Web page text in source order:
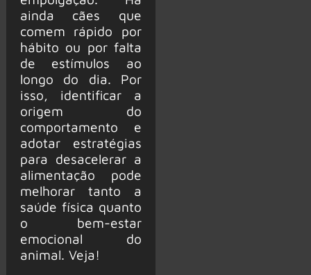
ainda cães que
comem rápido por
hábito ou por falta
de estímulos ao
longo do dia. Por
isso, identificar a
origem do
comportamento e
adotar estratégias
para desacelerar a
alimentação pode
melhorar tanto a
saúde física quanto
o bem-estar
emocional do
animal. Veja!